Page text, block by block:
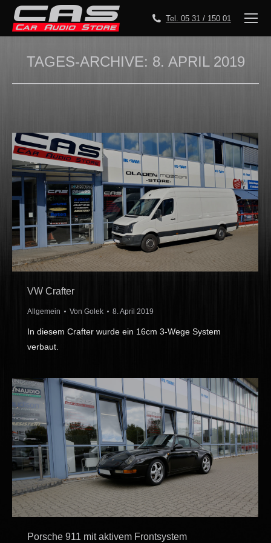
Tel. 05 31 / 150 01
TAGES-ARCHIVE: 8. APRIL 2019
VW Crafter
Allgemein Von Golek 8. April 2019
In diesem Crafter wurde ein 16cm 3-Wege System
verbaut.
Porsche 911 mit aktivem Frontsystem